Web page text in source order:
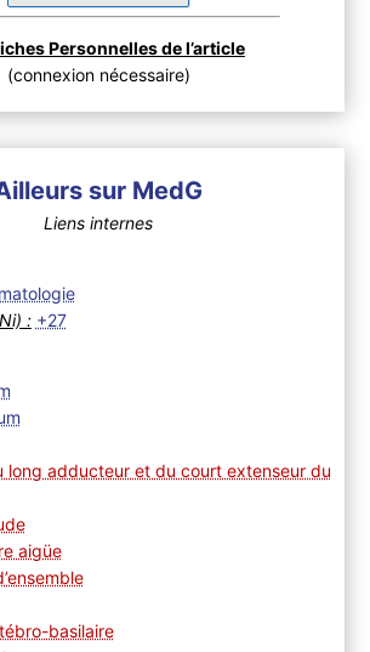
Personnelles de l’article
(connexion nécessaire)
sur MedG
Liens internes
: +27
long adducteur et du court extenseur du
aigüe
basilaire